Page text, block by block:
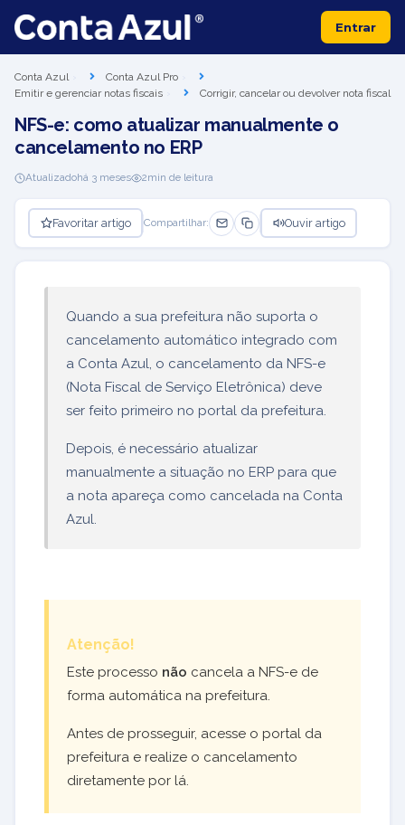
Entrar
Conta Azul
Conta Azul Pro
Emitir e gerenciar notas fiscais
Corrigir, cancelar ou devolver nota fiscal
NFS-e: como atualizar manualmente o
cancelamento no ERP
Atualizadohá 3 meses 2min de leitura
Favoritar artigo Compartilhar: Ouvir artigo
Quando a sua prefeitura não suporta o
cancelamento automático integrado com
a Conta Azul, o cancelamento da NFS-e
(Nota Fiscal de Serviço Eletrônica) deve
ser feito primeiro no portal da prefeitura.
Depois, é necessário atualizar
manualmente a situação no ERP para que
a nota apareça como cancelada na Conta
Azul.
Atenção!
Este processo não cancela a NFS-e de
forma automática na prefeitura.
Antes de prosseguir, acesse o portal da
prefeitura e realize o cancelamento
diretamente por lá.